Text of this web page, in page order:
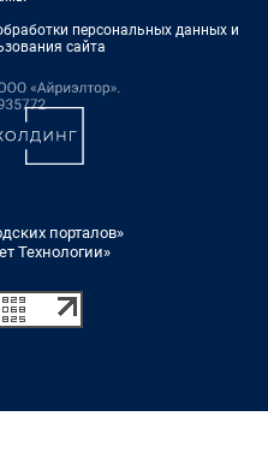
персональных данных и
сайта
порталов»
Технологии»